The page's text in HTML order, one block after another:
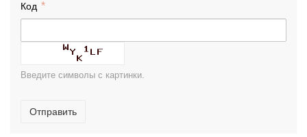
Код
Введите символы с картинки.
Отправить